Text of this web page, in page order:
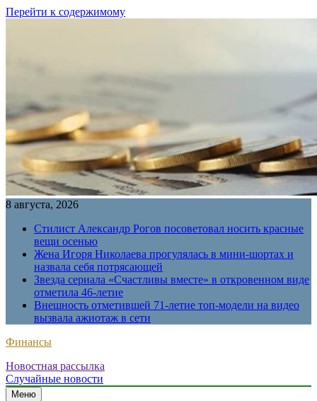
Перейти к содержимому
8 августа, 2026
Стилист Александр Рогов посоветовал носить красные
вещи осенью
Жена Игоря Николаева прогулялась в мини-шортах и
назвала себя потрясающей
Звезда сериала «Счастливы вместе» в откровенном виде
отметила 46-летие
Внешность отметившей 71-летие топ-модели на видео
вызвала ажиотаж в сети
Финансы
Новостная рассылка
Случайные новости
Меню